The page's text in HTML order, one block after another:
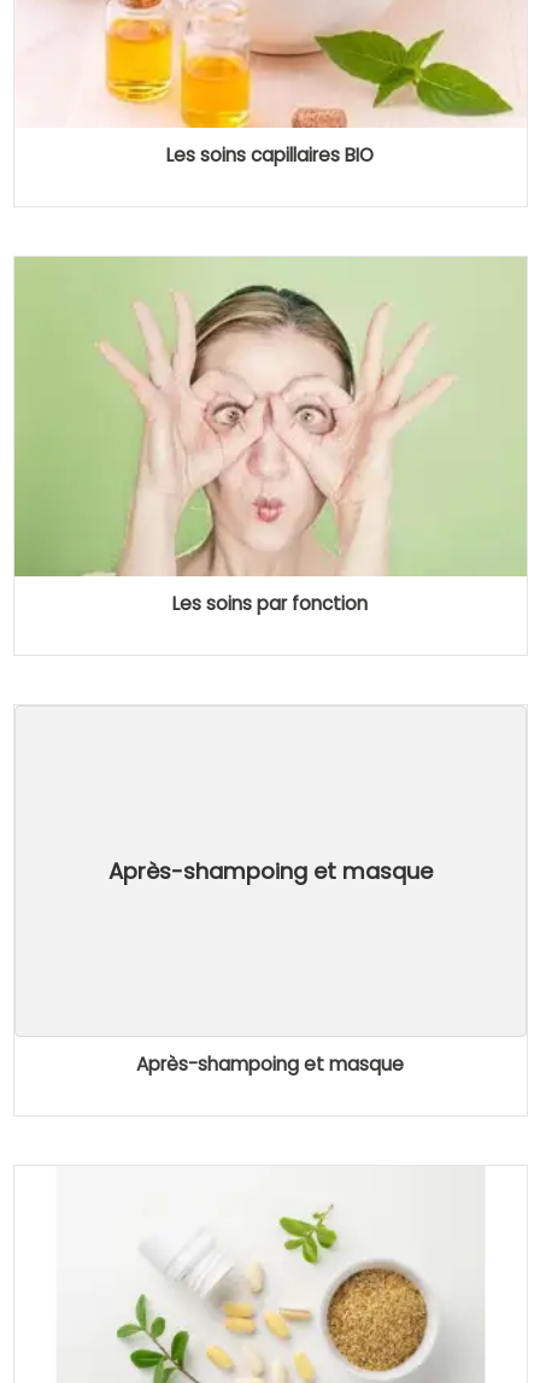
Les soins capillaires BIO
Les soins par fonction
Après-shampoing et masque
Après-shampoing et masque